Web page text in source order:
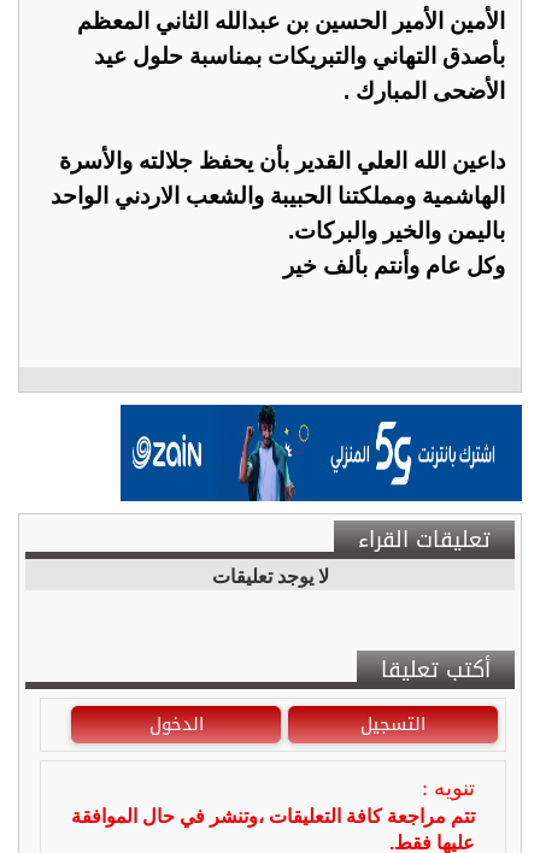
الأمين الأمير الحسين بن عبدالله الثاني المعظم
بأصدق التهاني والتبريكات بمناسبة حلول عيد
الأضحى المبارك .
داعين الله العلي القدير بأن يحفظ جلالته والأسرة
الهاشمية ومملكتنا الحبيبة والشعب الاردني الواحد
باليمن والخير والبركات.
وكل عام وأنتم بألف خير
تعليقات القراء
لا يوجد تعليقات
أكتب تعليقا
التسجيل الدخول
تنويه :
تتم مراجعة كافة التعليقات ،وتنشر في حال الموافقة
عليها فقط.